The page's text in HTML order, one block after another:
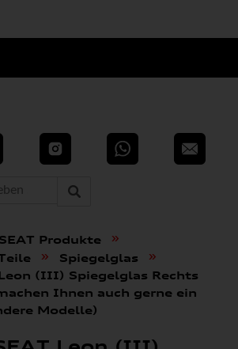
Instagram WhatsApp E-Mail
SEAT Produkte »
» Spiegelglas »
(III) Spiegelglas Rechts
Ihnen auch gerne ein
Modelle)